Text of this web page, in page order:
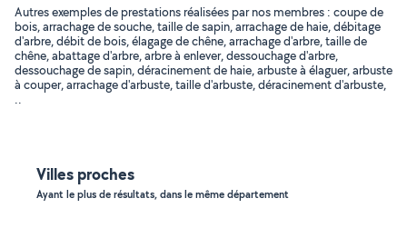
Autres exemples de prestations réalisées par nos membres : coupe de
bois, arrachage de souche, taille de sapin, arrachage de haie, débitage
d'arbre, débit de bois, élagage de chêne, arrachage d'arbre, taille de
chêne, abattage d'arbre, arbre à enlever, dessouchage d'arbre,
dessouchage de sapin, déracinement de haie, arbuste à élaguer, arbuste
à couper, arrachage d'arbuste, taille d'arbuste, déracinement d'arbuste,
..
Villes proches
Ayant le plus de résultats, dans le même département